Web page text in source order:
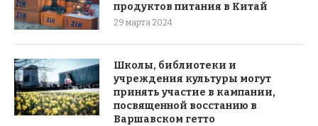
продуктов питания в Китай
29 марта 2024
Школы, библиотеки и
учреждения культуры могут
принять участие в кампании,
посвященной восстанию в
Варшавском гетто